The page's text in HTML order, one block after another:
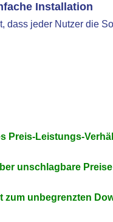
Installation
dass jeder Nutzer die
Preis-Leistungs-
unschlagbare
zum unbegrenzten